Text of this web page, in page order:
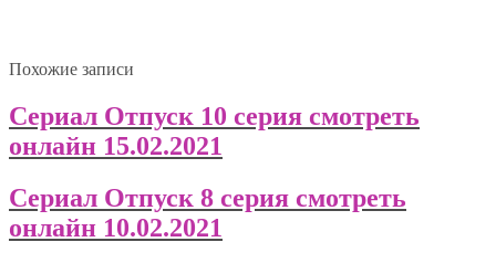
Похожие записи
Сериал Отпуск 10 серия смотреть
онлайн 15.02.2021
Сериал Отпуск 8 серия смотреть
онлайн 10.02.2021